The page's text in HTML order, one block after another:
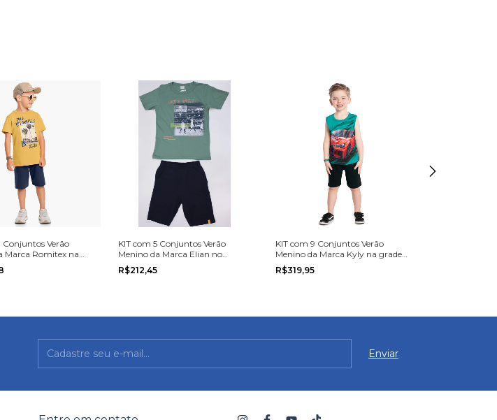
Conjuntos Verão
Marca Romitex na
ao 14
KIT com 5 Conjuntos Verão
Menino da Marca Elian no
tamanho 10, 12 ou 14.
R$212,45
KIT com 9 Conjuntos Verão
Menino da Marca Kyly na grade
do 1 ao 3
R$319,95